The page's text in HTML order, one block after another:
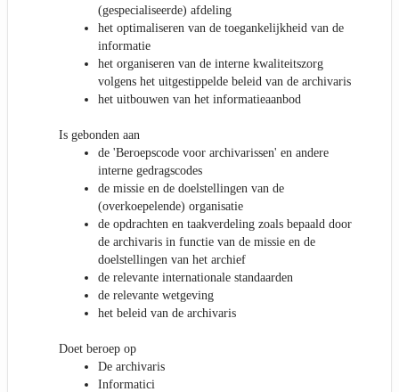
(gespecialiseerde) afdeling
het optimaliseren van de toegankelijkheid van de
informatie
het organiseren van de interne kwaliteitszorg
volgens het uitgestippelde beleid van de archivaris
het uitbouwen van het informatieaanbod
Is gebonden aan
de 'Beroepscode voor archivarissen' en andere
interne gedragscodes
de missie en de doelstellingen van de
(overkoepelende) organisatie
de opdrachten en taakverdeling zoals bepaald door
de archivaris in functie van de missie en de
doelstellingen van het archief
de relevante internationale standaarden
de relevante wetgeving
het beleid van de archivaris
Doet beroep op
De archivaris
Informatici